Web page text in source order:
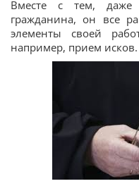
Вместе с тем, даже
гражданина, он все
элементы своей
например, прием исков.